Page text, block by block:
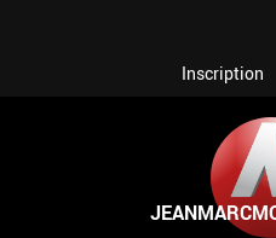
Inscription